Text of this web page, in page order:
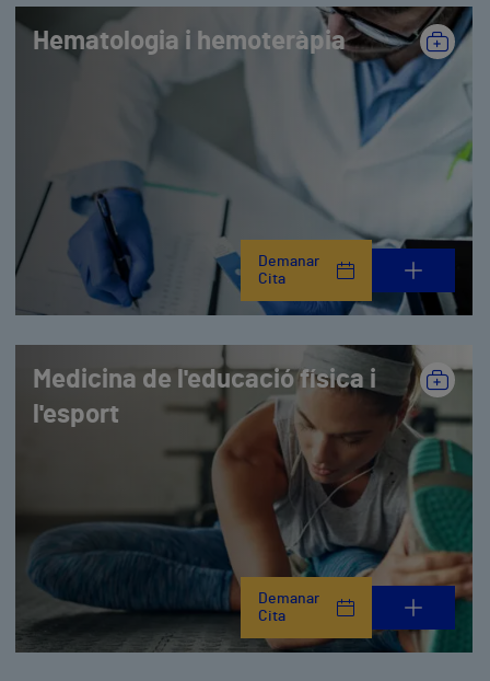
Hematologia i hemoteràpia
Demanar
Cita
Medicina de l'educació física i
l'esport
Demanar
Cita